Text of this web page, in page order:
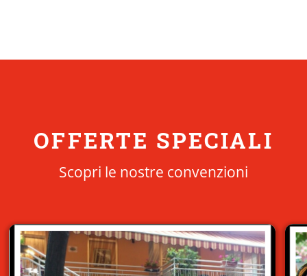
OFFERTE SPECIALI
Scopri le nostre convenzioni